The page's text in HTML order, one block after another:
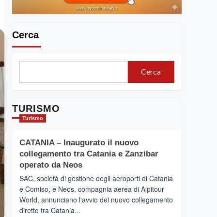
Cerca
Cerca
TURISMO
Turismo
CATANIA – Inaugurato il nuovo
collegamento tra Catania e Zanzibar
operato da Neos
SAC, società di gestione degli aeroporti di Catania
e Comiso, e Neos, compagnia aerea di Alpitour
World, annunciano l'avvio del nuovo collegamento
diretto tra Catania...